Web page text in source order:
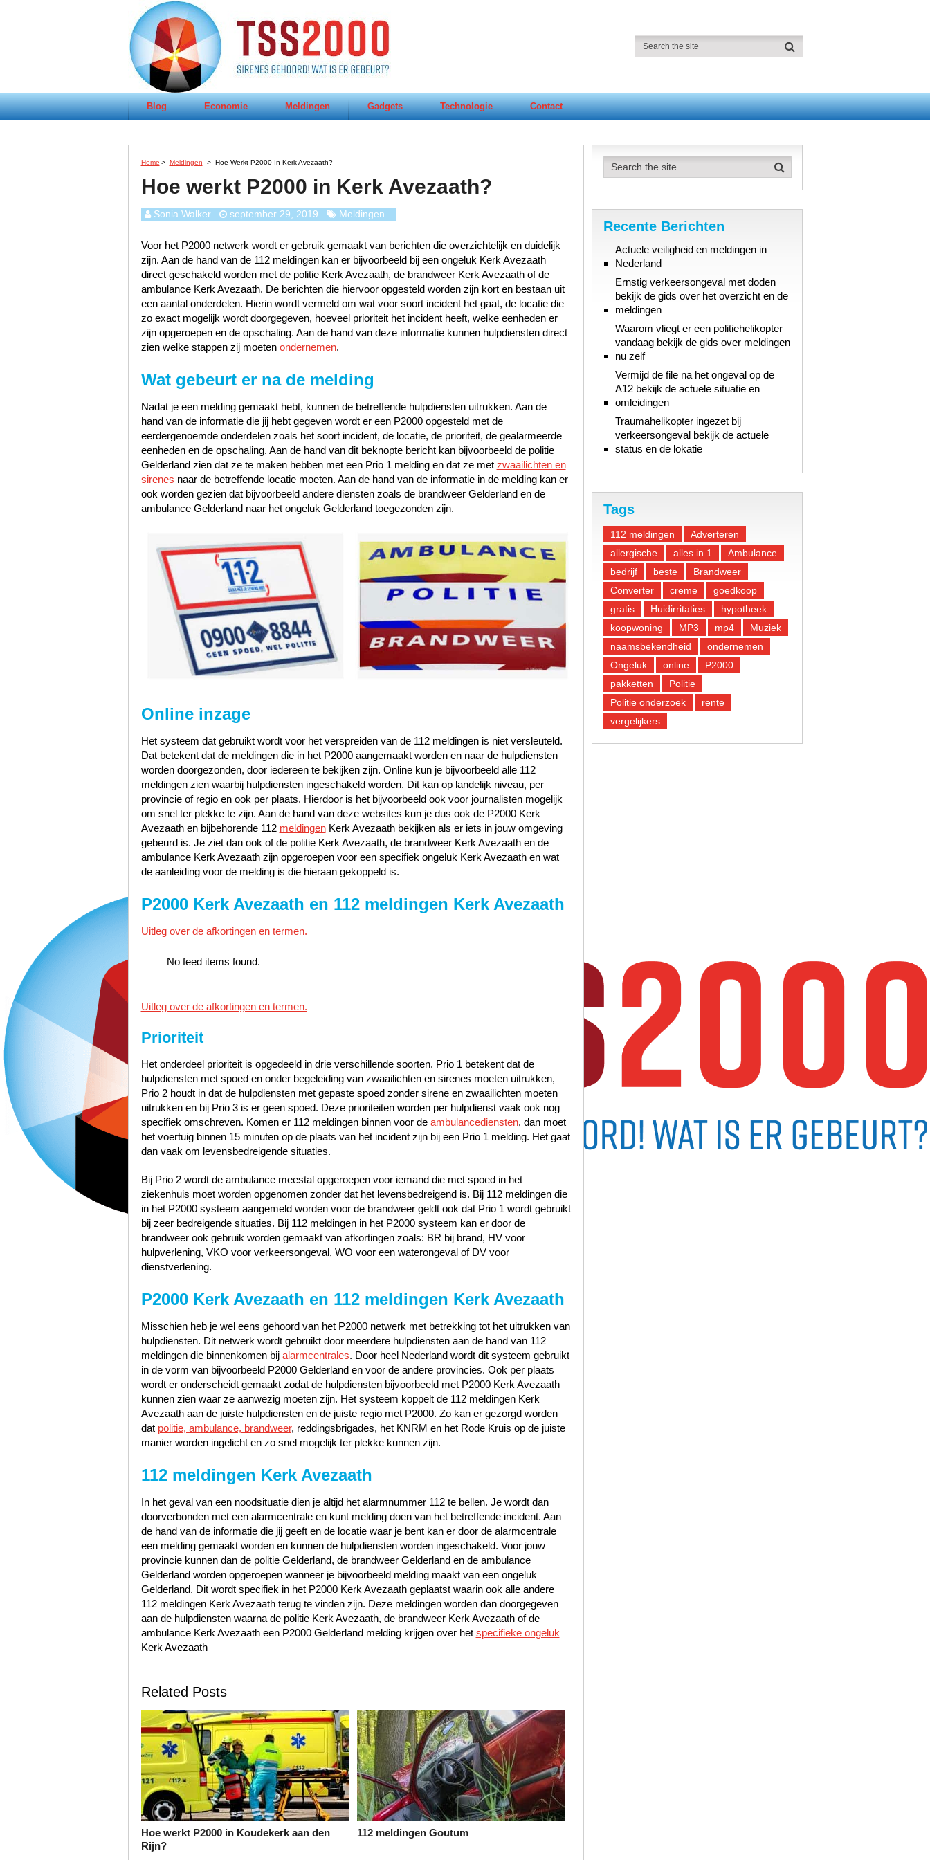
Blog Economie Meldingen Gadgets Technologie Contact
Home > Meldingen > Hoe Werkt P2000 In Kerk Avezaath?
Hoe werkt P2000 in Kerk Avezaath?
Sonia Walker september 29, 2019 Meldingen
Voor het P2000 netwerk wordt er gebruik gemaakt van berichten die overzichtelijk en duidelijk
zijn. Aan de hand van de 112 meldingen kan er bijvoorbeeld bij een ongeluk Kerk Avezaath
direct geschakeld worden met de politie Kerk Avezaath, de brandweer Kerk Avezaath of de
ambulance Kerk Avezaath. De berichten die hiervoor opgesteld worden zijn kort en bestaan uit
een aantal onderdelen. Hierin wordt vermeld om wat voor soort incident het gaat, de locatie die
zo exact mogelijk wordt doorgegeven, hoeveel prioriteit het incident heeft, welke eenheden er
zijn opgeroepen en de opschaling. Aan de hand van deze informatie kunnen hulpdiensten direct
zien welke stappen zij moeten ondernemen.
Wat gebeurt er na de melding
Nadat je een melding gemaakt hebt, kunnen de betreffende hulpdiensten uitrukken. Aan de
hand van de informatie die jij hebt gegeven wordt er een P2000 opgesteld met de
eerdergenoemde onderdelen zoals het soort incident, de locatie, de prioriteit, de gealarmeerde
eenheden en de opschaling. Aan de hand van dit beknopte bericht kan bijvoorbeeld de politie
Gelderland zien dat ze te maken hebben met een Prio 1 melding en dat ze met zwaailichten en
sirenes naar de betreffende locatie moeten. Aan de hand van de informatie in de melding kan er
ook worden gezien dat bijvoorbeeld andere diensten zoals de brandweer Gelderland en de
ambulance Gelderland naar het ongeluk Gelderland toegezonden zijn.
Online inzage
Het systeem dat gebruikt wordt voor het verspreiden van de 112 meldingen is niet versleuteld.
Dat betekent dat de meldingen die in het P2000 aangemaakt worden en naar de hulpdiensten
worden doorgezonden, door iedereen te bekijken zijn. Online kun je bijvoorbeeld alle 112
meldingen zien waarbij hulpdiensten ingeschakeld worden. Dit kan op landelijk niveau, per
provincie of regio en ook per plaats. Hierdoor is het bijvoorbeeld ook voor journalisten mogelijk
om snel ter plekke te zijn. Aan de hand van deze websites kun je dus ook de P2000 Kerk
Avezaath en bijbehorende 112 meldingenKerk Avezaath bekijken als er iets in jouw omgeving
gebeurd is. Je ziet dan ook of de politie Kerk Avezaath, de brandweer Kerk Avezaath en de
ambulance Kerk Avezaath zijn opgeroepen voor een specifiek ongeluk Kerk Avezaath en wat
de aanleiding voor de melding is die hieraan gekoppeld is.
P2000 Kerk Avezaath en 112 meldingen Kerk Avezaath
Uitleg over de afkortingen en termen.
No feed items found.
Uitleg over de afkortingen en termen.
Prioriteit
Het onderdeel prioriteit is opgedeeld in drie verschillende soorten. Prio 1 betekent dat de
hulpdiensten met spoed en onder begeleiding van zwaailichten en sirenes moeten uitrukken,
Prio 2 houdt in dat de hulpdiensten met gepaste spoed zonder sirene en zwaailichten moeten
uitrukken en bij Prio 3 is er geen spoed. Deze prioriteiten worden per hulpdienst vaak ook nog
specifiek omschreven. Komen er 112 meldingen binnen voor de ambulancediensten, dan moet
het voertuig binnen 15 minuten op de plaats van het incident zijn bij een Prio 1 melding. Het gaat
dan vaak om levensbedreigende situaties.
Bij Prio 2 wordt de ambulance meestal opgeroepen voor iemand die met spoed in het
ziekenhuis moet worden opgenomen zonder dat het levensbedreigend is. Bij 112 meldingen die
in het P2000 systeem aangemeld worden voor de brandweer geldt ook dat Prio 1 wordt gebruikt
bij zeer bedreigende situaties. Bij 112 meldingen in het P2000 systeem kan er door de
brandweer ook gebruik worden gemaakt van afkortingen zoals: BR bij brand, HV voor
hulpverlening, VKO voor verkeersongeval, WO voor een waterongeval of DV voor
dienstverlening.
P2000 Kerk Avezaath en 112 meldingen Kerk Avezaath
Misschien heb je wel eens gehoord van het P2000 netwerk met betrekking tot het uitrukken van
hulpdiensten. Dit netwerk wordt gebruikt door meerdere hulpdiensten aan de hand van 112
meldingen die binnenkomen bij alarmcentrales. Door heel Nederland wordt dit systeem gebruikt
in de vorm van bijvoorbeeld P2000 Gelderland en voor de andere provincies. Ook per plaats
wordt er onderscheidt gemaakt zodat de hulpdiensten bijvoorbeeld met P2000 Kerk Avezaath
kunnen zien waar ze aanwezig moeten zijn. Het systeem koppelt de 112 meldingen Kerk
Avezaath aan de juiste hulpdiensten en de juiste regio met P2000. Zo kan er gezorgd worden
dat politie, ambulance, brandweer, reddingsbrigades, het KNRM en het Rode Kruis op de juiste
manier worden ingelicht en zo snel mogelijk ter plekke kunnen zijn.
112 meldingen Kerk Avezaath
In het geval van een noodsituatie dien je altijd het alarmnummer 112 te bellen. Je wordt dan
doorverbonden met een alarmcentrale en kunt melding doen van het betreffende incident. Aan
de hand van de informatie die jij geeft en de locatie waar je bent kan er door de alarmcentrale
een melding gemaakt worden en kunnen de hulpdiensten worden ingeschakeld. Voor jouw
provincie kunnen dan de politie Gelderland, de brandweer Gelderland en de ambulance
Gelderland worden opgeroepen wanneer je bijvoorbeeld melding maakt van een ongeluk
Gelderland. Dit wordt specifiek in het P2000 Kerk Avezaath geplaatst waarin ook alle andere
112 meldingen Kerk Avezaath terug te vinden zijn. Deze meldingen worden dan doorgegeven
aan de hulpdiensten waarna de politie Kerk Avezaath, de brandweer Kerk Avezaath of de
ambulance Kerk Avezaath een P2000 Gelderland melding krijgen over het specifieke ongeluk
Kerk Avezaath
Related Posts
Hoe werkt P2000 in Koudekerk aan den
Rijn?
112 meldingen Goutum
Recente Berichten
Actuele veiligheid en meldingen in
Nederland
Ernstig verkeersongeval met doden
bekijk de gids over het overzicht en de
meldingen
Waarom vliegt er een politiehelikopter
vandaag bekijk de gids over meldingen
nu zelf
Vermijd de file na het ongeval op de
A12 bekijk de actuele situatie en
omleidingen
Traumahelikopter ingezet bij
verkeersongeval bekijk de actuele
status en de lokatie
Tags
112 meldingen
Adverteren
allergische
alles in 1
Ambulance
bedrijf
beste
Brandweer
Converter
creme
goedkoop
gratis
Huidirritaties
hypotheek
koopwoning
MP3 mp4
Muziek
naamsbekendheid
ondernemen
Ongeluk
online
P2000
pakketten
Politie
Politie onderzoek
rente
vergelijkers